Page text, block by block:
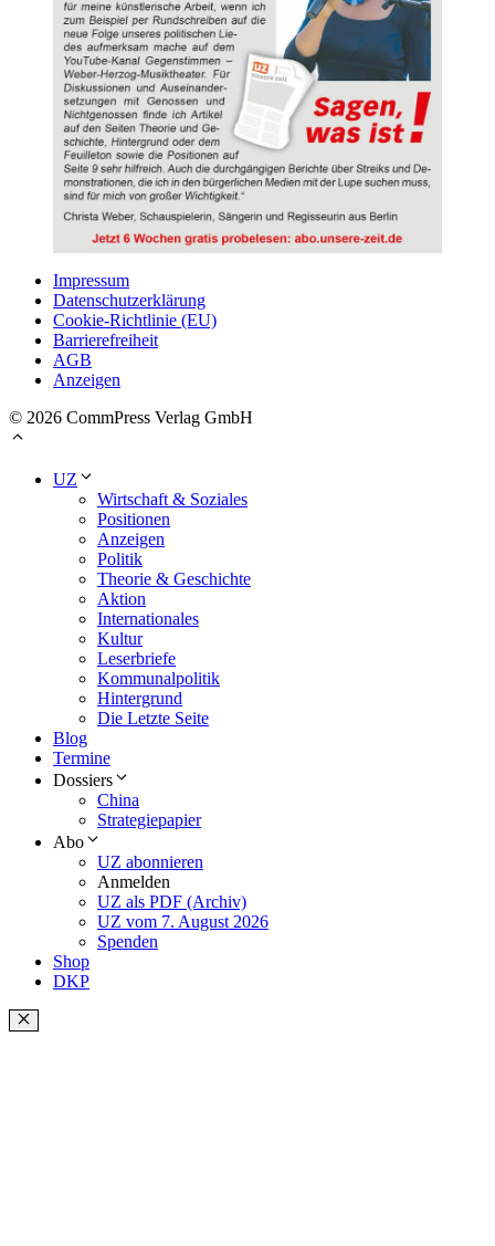
Impressum
Datenschutzerklärung
Cookie-Richtlinie (EU)
Barrierefreiheit
AGB
Anzeigen
© 2026 CommPress Verlag GmbH
UZ
Wirtschaft & Soziales
Positionen
Anzeigen
Politik
Theorie & Geschichte
Aktion
Internationales
Kultur
Leserbriefe
Kommunalpolitik
Hintergrund
Die Letzte Seite
Blog
Termine
Dossiers
China
Strategiepapier
Abo
UZ abonnieren
Anmelden
UZ als PDF (Archiv)
UZ vom 7. August 2026
Spenden
Shop
DKP
Schließen